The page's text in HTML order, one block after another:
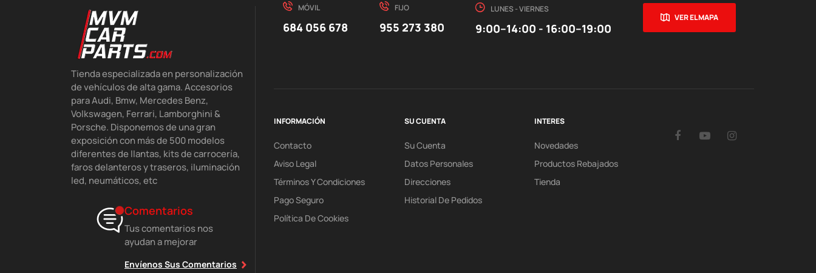
Tienda especializada en personalización
de vehículos de alta gama. Accesorios
para Audi, Bmw, Mercedes Benz,
Volkswagen, Ferrari, Lamborghini &
Porsche. Disponemos de una gran
exposición con más de 500 modelos
diferentes de llantas, kits de carrocería,
faros delanteros y traseros, iluminación
led, neumáticos, etc
Comentarios
Tus comentarios nos
ayudan a mejorar
Envíenos Sus Comentarios
MÓVIL
684 056 678
FIJO
955 273 380
LUNES - VIERNES
9:00–14:00 - 16:00–19:00
VER EL MAPA
INFORMACIÓN
Contacto
Aviso Legal
Términos Y Condiciones
Pago Seguro
Política De Cookies
SU CUENTA
Su Cuenta
Datos Personales
Direcciones
Historial De Pedidos
INTERES
Novedades
Productos Rebajados
Tienda
FacebookYouTube